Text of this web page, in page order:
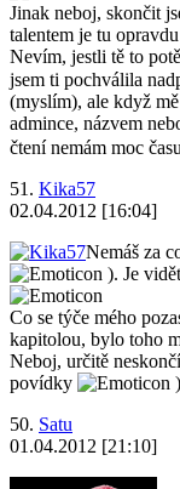
Jinak neboj, skončit
talentem je tu
Nevím, jestli tě to
jsem ti pochválila
(myslím), ale když
admince, názvem
čtení nemám moc
51. Kika57
02.04.2012 [16:04]
Nemáš za
). Je
Co se týče mého
kapitolou, bylo toho
Neboj, určitě
povídky
50. Satu
01.04.2012 [21:10]